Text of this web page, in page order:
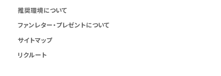
推奨環境について
ファンレター・プレゼントについて
サイトマップ
リクルート